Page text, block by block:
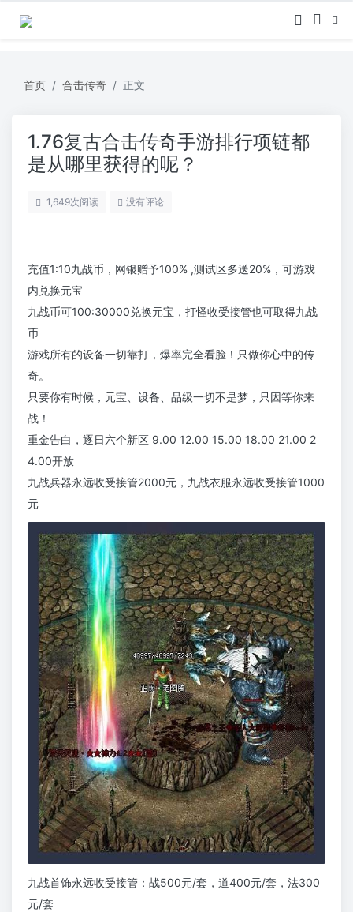
首页 合击传奇 正文
1.76复古合击传奇手游排行项链都
是从哪里获得的呢？
1,649次阅读 没有评论
充值1:10九战币，网银赠予100% ,测试区多送20%，可游戏
内兑换元宝
九战币可100:30000兑换元宝，打怪收受接管也可取得九战
币
游戏所有的设备一切靠打，爆率完全看脸！只做你心中的传
奇。
只要你有时候，元宝、设备、品级一切不是梦，只因等你来
战！
重金告白，逐日六个新区 9.00 12.00 15.00 18.00 21.00 2
4.00开放
九战兵器永远收受接管2000元，九战衣服永远收受接管1000
元
九战首饰永远收受接管：战500元/套，道400元/套，法300
元/套